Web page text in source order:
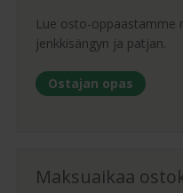
Lue osto-oppaastamme
jenkkisängyn ja patjan.
Ostajan opas
Maksuaikaa